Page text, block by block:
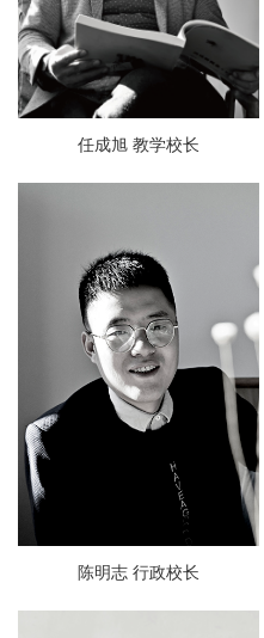
任成旭 教学校长
陈明志 行政校长